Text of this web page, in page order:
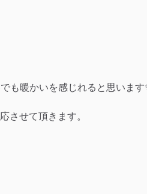
も暖かいを感じれると思います
させて頂きます。